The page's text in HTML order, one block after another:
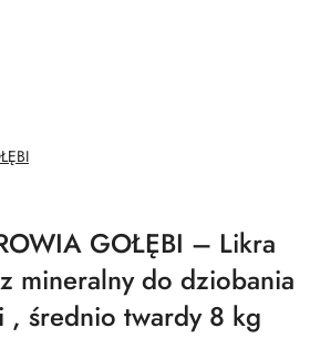
GOŁĘBI – Likra
mineralny do dziobania
, średnio twardy 8 kg